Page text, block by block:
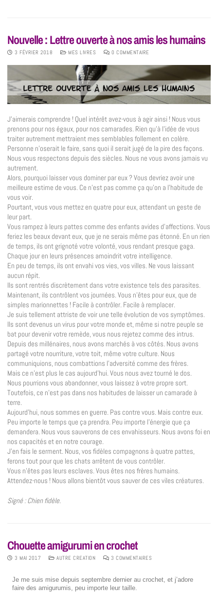
Nouvelle : Lettre ouverte à nos amis les humains
3 FÉVRIER 2018 MES LIVRES 0 COMMENTAIRE
J’aimerais comprendre ! Quel intérêt avez-vous à agir ainsi ! Nous vous
prenons pour nos égaux, pour nos camarades. Rien qu’à l’idée de vous
traiter autrement mettraient mes semblables follement en colère.
Personne n’oserait le faire, sans quoi il serait jugé de la pire des façons.
Nous vous respectons depuis des siècles. Nous ne vous avons jamais vu
autrement.
Alors, pourquoi laisser vous dominer par eux ? Vous devriez avoir une
meilleure estime de vous. Ce n’est pas comme ça qu’on a l’habitude de
vous voir.
Pourtant, vous vous mettez en quatre pour eux, attendant un geste de
leur part.
Vous rampez à leurs pattes comme des enfants avides d’affections. Vous
feriez les beaux devant eux, que je ne serais même pas étonné. En un rien
de temps, ils ont grignoté votre volonté, vous rendant presque gaga.
Chaque jour en leurs présences amoindrit votre intelligence.
En peu de temps, ils ont envahi vos vies, vos villes. Ne vous laissant
aucun répit.
Ils sont rentrés discrètement dans votre existence tels des parasites.
Maintenant, ils contrôlent vos journées. Vous n’êtes pour eux, que de
simples marionnettes ! Facile à contrôler. Facile à remplacer.
Je suis tellement attriste de voir une telle évolution de vos symptômes.
Ils sont devenus un virus pour votre monde et, même si notre peuple se
bat pour devenir votre remède, vous nous rejetez comme des intrus.
Depuis des millénaires, nous avons marchés à vos côtés. Nous avons
partagé votre nourriture, votre toit, même votre culture. Nous
communiquions, nous combattions l’adversité comme des frères.
Mais ce n’est plus le cas aujourd’hui. Vous nous avez tourné le dos.
Nous pourrions vous abandonner, vous laissez à votre propre sort.
Toutefois, ce n’est pas dans nos habitudes de laisser un camarade à
terre.
Aujourd’hui, nous sommes en guerre. Pas contre vous. Mais contre eux.
Peu importe le temps que ça prendra. Peu importe l’énergie que ça
demandera. Nous vous sauverons de ces envahisseurs. Nous avons foi en
nos capacités et en notre courage.
J’en fais le serment. Nous, vos fidèles compagnons à quatre pattes,
ferons tout pour que les chats arrêtent de vous contrôler.
Vous n’êtes pas leurs esclaves. Vous êtes nos frères humains.
Attendez-nous ! Nous allons bientôt vous sauver de ces viles créatures.
Signé : Chien fidèle.
Chouette amigurumi en crochet
3 MAI 2017 AUTRE CREATION 3 COMMENTAIRES
Je me suis mise depuis septembre dernier au crochet, et j’adore
faire des amigurumis, peu importe leur taille.